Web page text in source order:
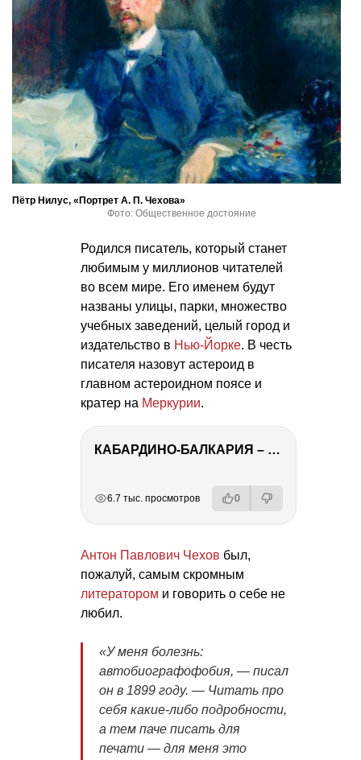
Пётр Нилус, «Портрет А. П. Чехова»
Фото: Общественное достояние
Родился писатель, который станет
любимым у миллионов читателей
во всем мире. Его именем будут
названы улицы, парки, множество
учебных заведений, целый город и
издательство в Нью-Йорке. В честь
писателя назовут астероид в
главном астероидном поясе и
кратер на Меркурии.
КАБАРДИНО-БАЛКАРИЯ – ПУТЕШЕСТВИЕ НА КАВКАЗ часть 3
6.7 тыс. просмотров 0
Антон Павлович Чехов был,
пожалуй, самым скромным
литератором и говорить о себе не
любил.
«У меня болезнь:
автобиографофобия, — писал
он в 1899 году. — Читать про
себя какие-либо подробности,
а тем паче писать для
печати — для меня это